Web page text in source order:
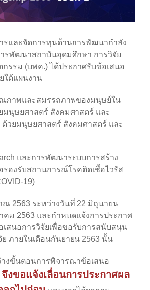
รและจัดการทุนด้านการพัฒนากำลัง
รพัฒนาสถาบันอุดมศึกษา การวิจัย
กรรม (บพค.) ได้ประกาศรับข้อเสนอ
ใต้แผนงาน
ภาพและสมรรถภาพของมนุษย์ใน
มนุษยศาสตร์ สังคมศาสตร์ และ
วยมนุษยศาสตร์ สังคมศาสตร์ และ
และการพัฒนาระบบการสร้าง
รองรับสถานการณ์โรคติดเชื้อไวรัส
19)
ณ 2563 ระหว่างวันที่ 22 มิถุนายน
คม 2563 และกำหนดแจ้งการประกาศ
เสนอการวิจัยเพื่อขอรับการสนับสนุน
ภายในเดือนกันยายน 2563 นั้น
างขั้นตอนการพิจารณาข้อเสนอ
งขอแจ้งเลื่อนการประกาศผล